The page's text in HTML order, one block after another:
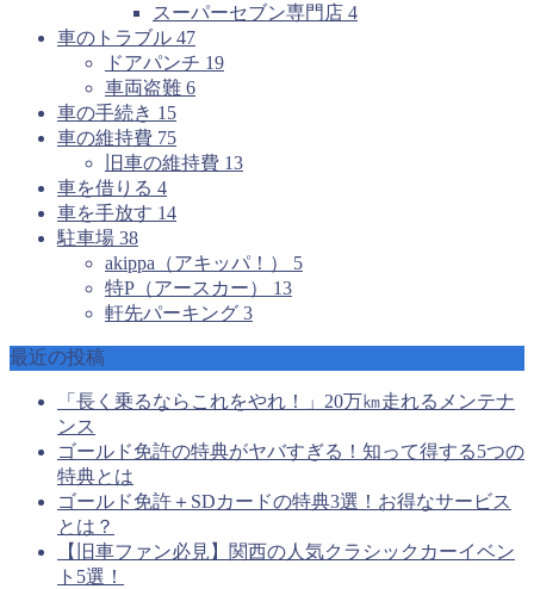
スーパーセブン専門店 4
車のトラブル 47
ドアパンチ 19
車両盗難 6
車の手続き 15
車の維持費 75
旧車の維持費 13
車を借りる 4
車を手放す 14
駐車場 38
akippa（アキッパ！） 5
特P（アースカー） 13
軒先パーキング 3
最近の投稿
「長く乗るならこれをやれ！」20万㎞走れるメンテナ
ンス
ゴールド免許の特典がヤバすぎる！知って得する5つの
特典とは
ゴールド免許＋SDカードの特典3選！お得なサービス
とは？
【旧車ファン必見】関西の人気クラシックカーイベン
ト5選！